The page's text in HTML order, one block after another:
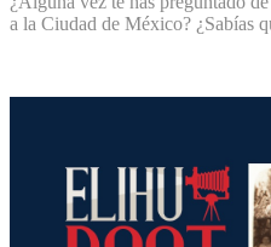
a la Ciudad de México? ¿Sabías